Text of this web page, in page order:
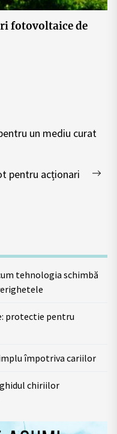
fotovoltaice de
un mediu curat
pentru acționari
tehnologia schimbă
protectie pentru
împotriva cariilor
ghidul chiriilor